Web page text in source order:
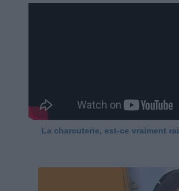
La charcuterie, est-ce vraiment